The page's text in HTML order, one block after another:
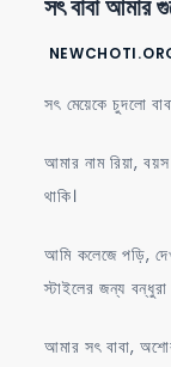
সৎ বাবা আমার
সৎ মেয়েকে চুদলো
আমার নাম রিয়া,
থাকি।
আমি কলেজে পড়ি,
স্টাইলের জন্য
আমার সৎ বাবা,